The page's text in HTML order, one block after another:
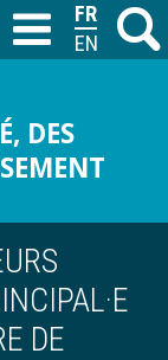
M
DES
T
DE
FRANÇAIS
ENGLISH